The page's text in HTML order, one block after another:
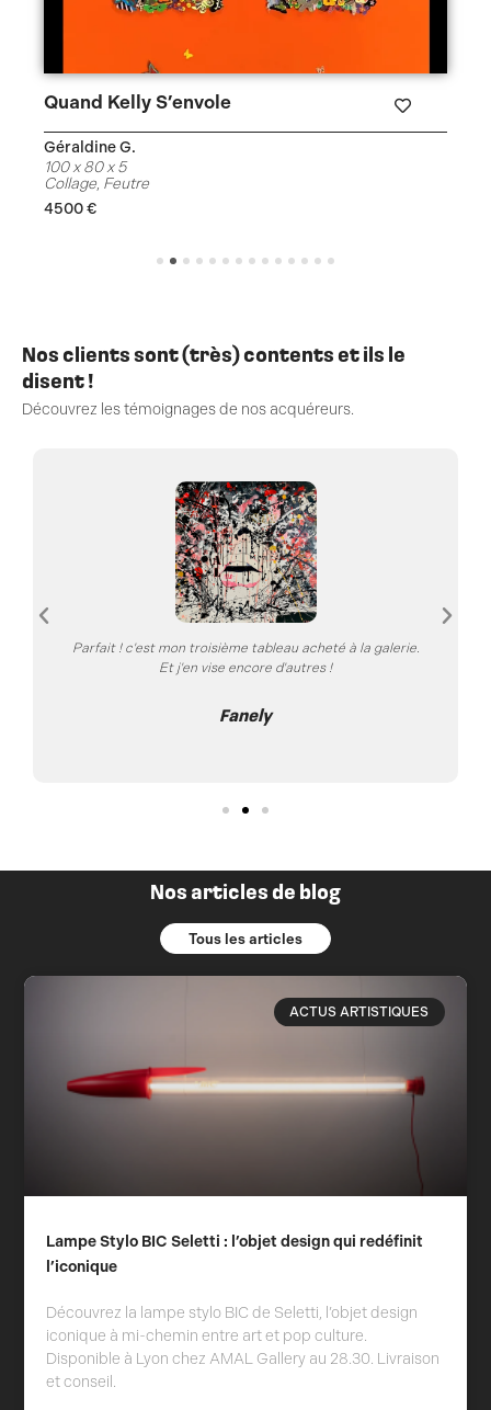
Quand Kelly S’envole
Géraldine G.
100 x 80 x 5
Collage, Feutre
4500€
Nos clients sont (très) contents et ils le
disent !
Découvrez les témoignages de nos acquéreurs.
Parfait ! c'est mon troisième tableau acheté à la galerie.
Et j'en vise encore d'autres !
Fanely
Nos articles de blog
Tous les articles
ACTUS ARTISTIQUES
Lampe Stylo BIC Seletti : l’objet design qui redéfinit
l’iconique
Découvrez la lampe stylo BIC de Seletti, l’objet design
iconique à mi-chemin entre art et pop culture.
Disponible à Lyon chez AMAL Gallery au 28.30. Livraison
et conseil.